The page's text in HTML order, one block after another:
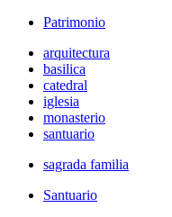
Patrimonio
arquitectura
basilica
catedral
iglesia
monasterio
santuario
sagrada familia
Santuario